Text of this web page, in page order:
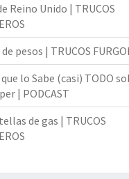
Reino Unido | TRUCOS
pesos | TRUCOS
lo Sabe (casi) TODO
| PODCAST
de gas | TRUCOS